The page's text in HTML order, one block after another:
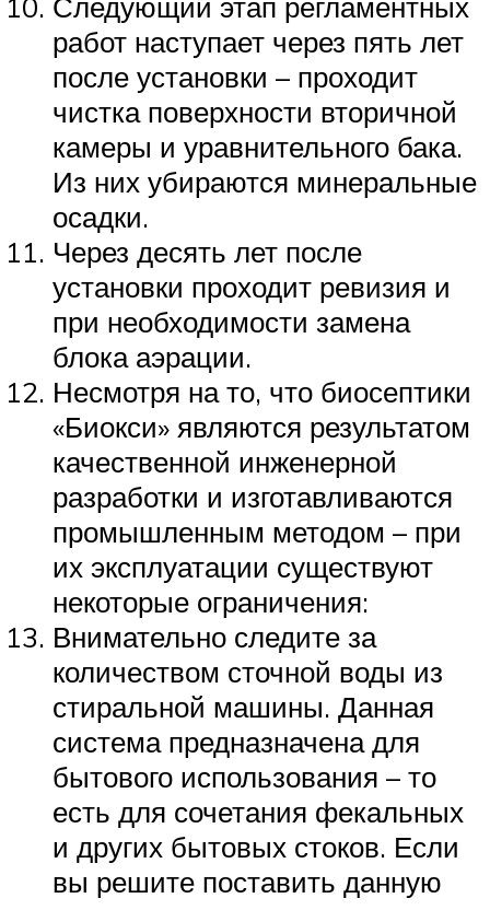
работ наступает через пять лет
после установки – проходит
чистка поверхности вторичной
камеры и уравнительного бака.
Из них убираются минеральные
осадки.
Через десять лет после
установки проходит ревизия и
при необходимости замена
блока аэрации.
Несмотря на то, что биосептики
«Биокси» являются результатом
качественной инженерной
разработки и изготавливаются
промышленным методом – при
их эксплуатации существуют
некоторые ограничения:
Внимательно следите за
количеством сточной воды из
стиральной машины. Данная
система предназначена для
бытового использования – то
есть для сочетания фекальных
и других бытовых стоков. Если
вы решите поставить данную